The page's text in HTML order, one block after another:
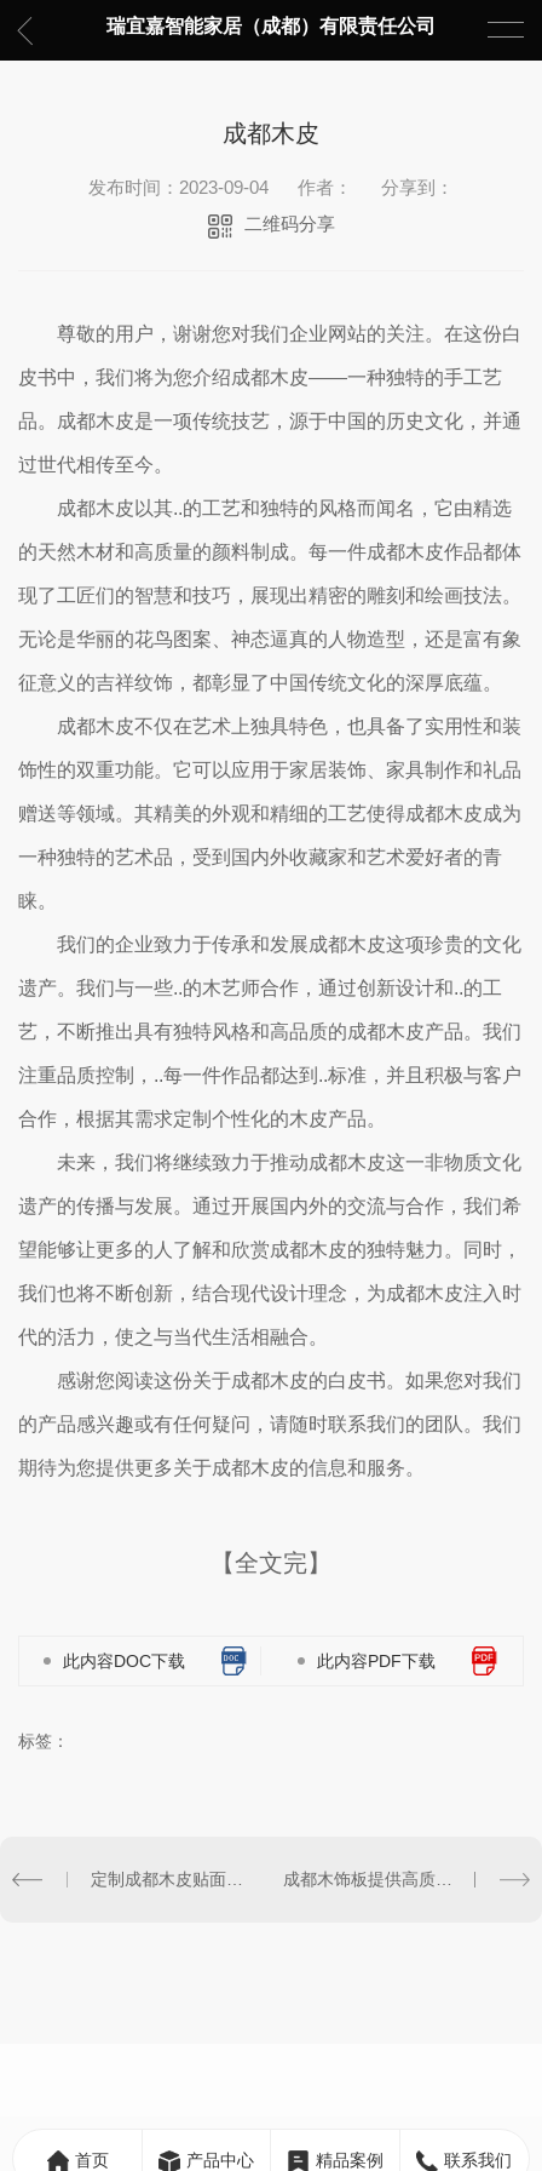
瑞宜嘉智能家居（成都）有限责任公司
成都木皮
发布时间：2023-09-04 作者：
分享到：
二维码分享
尊敬的用户，谢谢您对我们企业网站的关注。在这份白
皮书中，我们将为您介绍成都木皮——一种独特的手工艺
品。成都木皮是一项传统技艺，源于中国的历史文化，并通
过世代相传至今。
成都木皮以其..的工艺和独特的风格而闻名，它由精选
的天然木材和高质量的颜料制成。每一件成都木皮作品都体
现了工匠们的智慧和技巧，展现出精密的雕刻和绘画技法。
无论是华丽的花鸟图案、神态逼真的人物造型，还是富有象
征意义的吉祥纹饰，都彰显了中国传统文化的深厚底蕴。
成都木皮不仅在艺术上独具特色，也具备了实用性和装
饰性的双重功能。它可以应用于家居装饰、家具制作和礼品
赠送等领域。其精美的外观和精细的工艺使得成都木皮成为
一种独特的艺术品，受到国内外收藏家和艺术爱好者的青
睐。
我们的企业致力于传承和发展成都木皮这项珍贵的文化
遗产。我们与一些..的木艺师合作，通过创新设计和..的工
艺，不断推出具有独特风格和高品质的成都木皮产品。我们
注重品质控制，..每一件作品都达到..标准，并且积极与客户
合作，根据其需求定制个性化的木皮产品。
未来，我们将继续致力于推动成都木皮这一非物质文化
遗产的传播与发展。通过开展国内外的交流与合作，我们希
望能够让更多的人了解和欣赏成都木皮的独特魅力。同时，
我们也将不断创新，结合现代设计理念，为成都木皮注入时
代的活力，使之与当代生活相融合。
感谢您阅读这份关于成都木皮的白皮书。如果您对我们
的产品感兴趣或有任何疑问，请随时联系我们的团队。我们
期待为您提供更多关于成都木皮的信息和服务。
【全文完】
此内容DOC下载 此内容PDF下载
标签：
首页 产品中心 精品案例 联系我们